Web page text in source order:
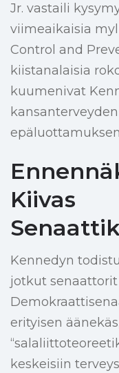
Jr. vastaili
viimeaikaisia
Control and
kiistanalaisia
kuumenivat
Kiivas
Kennedyn
jotkut
erityisen
keskeisiin